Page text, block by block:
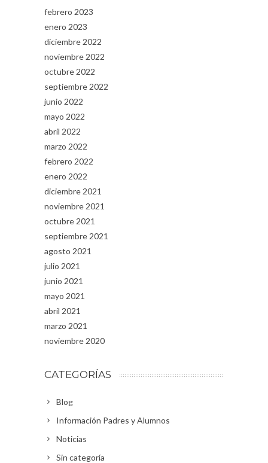
febrero 2023
enero 2023
diciembre 2022
noviembre 2022
octubre 2022
septiembre 2022
junio 2022
mayo 2022
abril 2022
marzo 2022
febrero 2022
enero 2022
diciembre 2021
noviembre 2021
octubre 2021
septiembre 2021
agosto 2021
julio 2021
junio 2021
mayo 2021
abril 2021
marzo 2021
noviembre 2020
CATEGORÍAS
Blog
Información Padres y Alumnos
Noticias
Sin categoría